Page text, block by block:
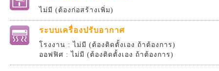
ไม่มี (ต้องก่อสร้างเพิ่ม)
ระบบเครื่องปรับอากาศ
โรงงาน : ไม่มี (ต้องติดตั้งเอง ถ้าต้องการ)
ออฟฟิศ : ไม่มี (ต้องติดตั้งเอง ถ้าต้องการ)